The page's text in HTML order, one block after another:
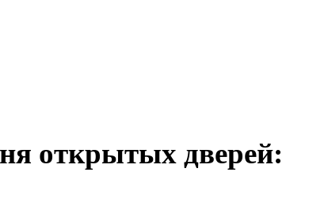
открытых дверей: